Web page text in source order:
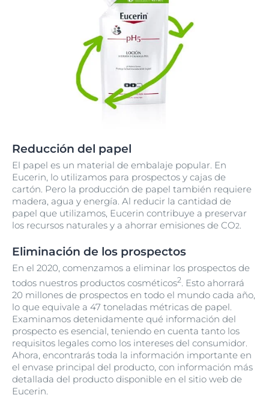
Reducción del papel
El papel es un material de embalaje popular. En
Eucerin, lo utilizamos para prospectos y cajas de
cartón. Pero la producción de papel también requiere
madera, agua y energía. Al reducir la cantidad de
papel que utilizamos, Eucerin contribuye a preservar
los recursos naturales y a ahorrar emisiones de CO2.
Eliminación de los prospectos
En el 2020, comenzamos a eliminar los prospectos de
todos nuestros productos cosméticos2. Esto ahorrará
20 millones de prospectos en todo el mundo cada año,
lo que equivale a 47 toneladas métricas de papel.
Examinamos detenidamente qué información del
prospecto es esencial, teniendo en cuenta tanto los
requisitos legales como los intereses del consumidor.
Ahora, encontrarás toda la información importante en
el envase principal del producto, con información más
detallada del producto disponible en el sitio web de
Eucerin.